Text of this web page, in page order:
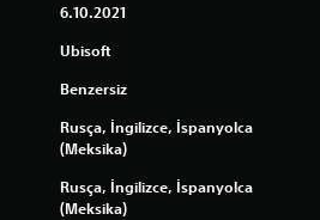
6.10.2021
Ubisoft
Benzersiz
Rusça, İngilizce, İspanyolca
(Meksika)
Rusça, İngilizce, İspanyolca
(Meksika)